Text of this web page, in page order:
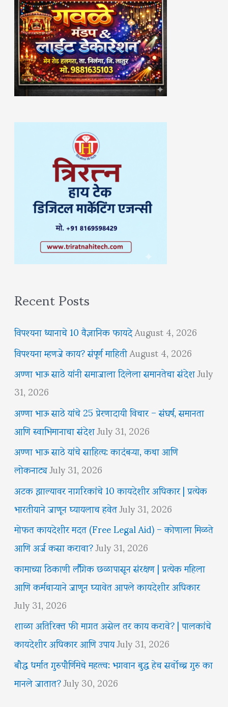
Recent Posts
विपश्यना ध्यानाचे 10 वैज्ञानिक फायदेAugust 4, 2026
विपश्यना म्हणजे काय? संपूर्ण माहितीAugust 4, 2026
अण्णा भाऊ साठे यांनी समाजाला दिलेला समानतेचा संदेशJuly
31, 2026
अण्णा भाऊ साठे यांचे 25 प्रेरणादायी विचार – संघर्ष, समानता
आणि स्वाभिमानाचा संदेशJuly 31, 2026
अण्णा भाऊ साठे यांचे साहित्य: कादंबऱ्या, कथा आणि
लोकनाट्यJuly 31, 2026
अटक झाल्यावर नागरिकांचे 10 कायदेशीर अधिकार | प्रत्येक
भारतीयाने जाणून घ्यायलाच हवेतJuly 31, 2026
मोफत कायदेशीर मदत (Free Legal Aid) – कोणाला मिळते
आणि अर्ज कसा करावा?July 31, 2026
कामाच्या ठिकाणी लैंगिक छळापासून संरक्षण | प्रत्येक महिला
आणि कर्मचाऱ्याने जाणून घ्यावेत आपले कायदेशीर अधिकार
July 31, 2026
शाळा अतिरिक्त फी मागत असेल तर काय करावे? | पालकांचे
कायदेशीर अधिकार आणि उपायJuly 31, 2026
बौद्ध धर्मात गुरुपौर्णिमेचे महत्त्व: भगवान बुद्ध हेच सर्वोच्च गुरु का
मानले जातात?July 30, 2026